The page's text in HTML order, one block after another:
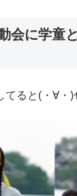
会に学童
てると(・∀・)